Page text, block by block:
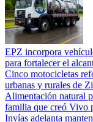
EPZ incorpora
para fortalecer el
Cinco motocicletas
urbanas y rurales de
Alimentación natural
familia que creó Vivo
Invías adelanta